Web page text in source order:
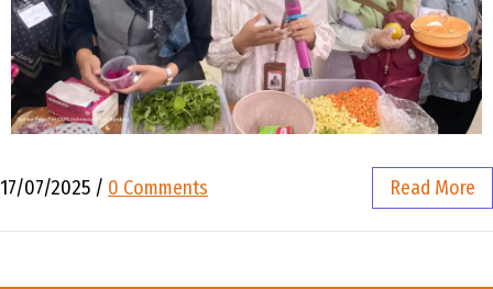
17/07/2025 / 0 Comments Read More